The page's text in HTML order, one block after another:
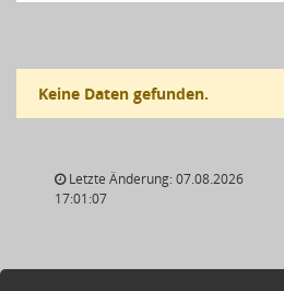
Keine Daten gefunden.
Letzte Änderung: 07.08.2026
17:01:07